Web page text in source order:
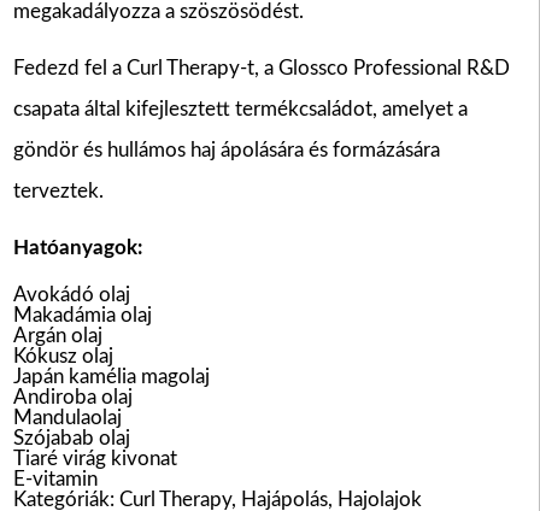
megakadályozza a szöszösödést.
Fedezd fel a Curl Therapy-t, a Glossco Professional R&D
csapata által kifejlesztett termékcsaládot, amelyet a
göndör és hullámos haj ápolására és formázására
terveztek.
Hatóanyagok:
Avokádó olaj
Makadámia olaj
Argán olaj
Kókusz olaj
Japán kamélia magolaj
Andiroba olaj
Mandulaolaj
Szójabab olaj
Tiaré virág kivonat
E-vitamin
Kategóriák: Curl Therapy, Hajápolás, Hajolajok